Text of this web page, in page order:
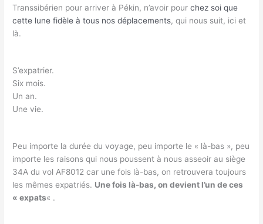
Transsibérien pour arriver à Pékin, n’avoir pourchez soi que
cette lune fidèle à tous nos déplacements, qui nous suit, ici et
là.
S’expatrier.
Six mois.
Un an.
Une vie.
Peu importe la durée du voyage, peu importe le « là-bas », peu
importe les raisons qui nous poussent à nous asseoir au siège
34A du vol AF8012 car une fois là-bas, on retrouvera toujours
les mêmes expatriés. Une fois là-bas, on devient l’un de ces
« expats« .